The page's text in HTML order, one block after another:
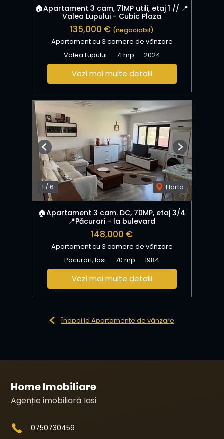
🏠Apartament 3 cam, 71MP utili, etaj 1 // 📍
Valea Lupului - Cubic Plaza
135,000 € (negociabil)
Apartament cu 3 camere de vânzare
Valea Lupului
71 mp 2024
Vezi mai multe detalii
1 /6 Harta
Previous Next
🏠Apartament 3 cam. DC, 70MP, etaj 3/4
📍Păcurari - la bulevard
148,000 €
Apartament cu 3 camere de vânzare
Pacurari, Iasi
70 mp 1984
Vezi mai multe detalii
Înapoi la Apartamente de vânzare
Home Imobiliare
Agenție imobiliară Iasi
0750730459